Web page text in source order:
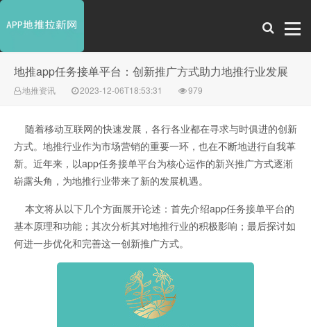
地推app任务接单平台：创新推广方式助力地推行业发展
地推资讯 2023-12-06T18:53:31 979
随着移动互联网的快速发展，各行各业都在寻求与时俱进的创新
方式。地推行业作为市场营销的重要一环，也在不断地进行自我革
新。近年来，以app任务接单平台为核心运作的新兴推广方式逐渐
崭露头角，为地推行业带来了新的发展机遇。
本文将从以下几个方面展开论述：首先介绍app任务接单平台的
基本原理和功能；其次分析其对地推行业的积极影响；最后探讨如
何进一步优化和完善这一创新推广方式。